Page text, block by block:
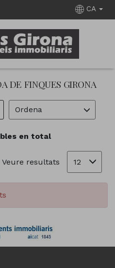
CA
DE FINQUES GIRONA
Ordena
en total
Veure resultats 12